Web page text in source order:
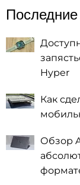
Hyper
Как
Обзор